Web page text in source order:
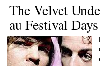
The Velvet
au Festival